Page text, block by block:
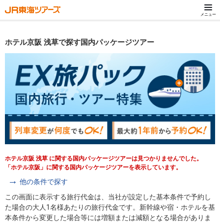
メニュー
ホテル京阪 浅草で探す国内パッケージツアー
ホテル京阪 浅草 に関する国内パッケージツアーは見つかりませんでした。
「ホテル京阪」に関する国内パッケージツアーを表示しています。
他の条件で探す
この画面に表示する旅行代金は、当社が設定した基本条件で予約し
た場合の大人1名様あたりの旅行代金です。新幹線や宿・ホテルを基
本条件から変更した場合等には増額または減額となる場合がありま